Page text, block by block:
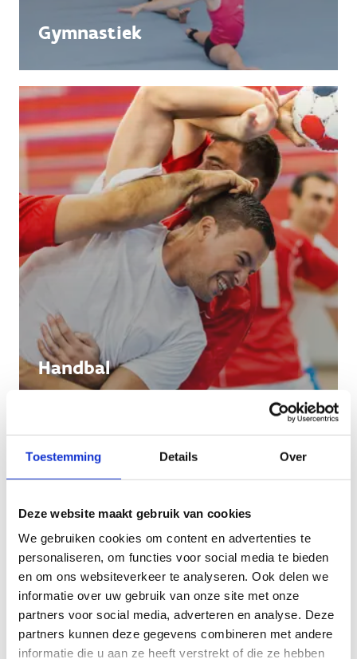
Toestemming Details Over
Deze website maakt gebruik van cookies
We gebruiken cookies om content en advertenties te
personaliseren, om functies voor social media te bieden
en om ons websiteverkeer te analyseren. Ook delen we
informatie over uw gebruik van onze site met onze
partners voor social media, adverteren en analyse. Deze
partners kunnen deze gegevens combineren met andere
informatie die u aan ze heeft verstrekt of die ze hebben
Gymnastiek
Handbal